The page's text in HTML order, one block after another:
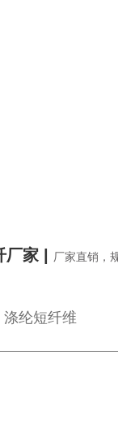
厂家 | 厂家直销，
涤纶短纤维